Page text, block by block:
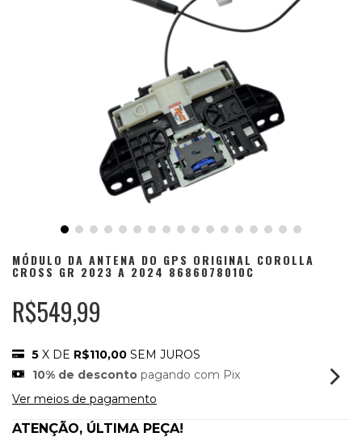
MÓDULO DA ANTENA DO GPS ORIGINAL COROLLA
CROSS GR 2023 A 2024 8686078010C
R$549,99
5 X DE R$110,00 SEM JUROS
10% de desconto pagando com Pix
Ver meios de pagamento
ATENÇÃO, ÚLTIMA PEÇA!